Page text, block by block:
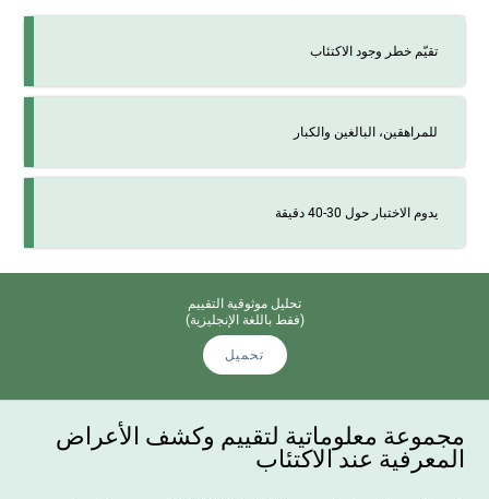
تقيّم خطر وجود الاكتئاب
للمراهقين، البالغين والكبار
يدوم الاختبار حول 30-40 دقيقة
تحليل موثوقية التقييم
(فقط باللغة الإنجليزية)
تحميل
مجموعة معلوماتية لتقييم وكشف الأعراض
المعرفية عند الاكتئاب